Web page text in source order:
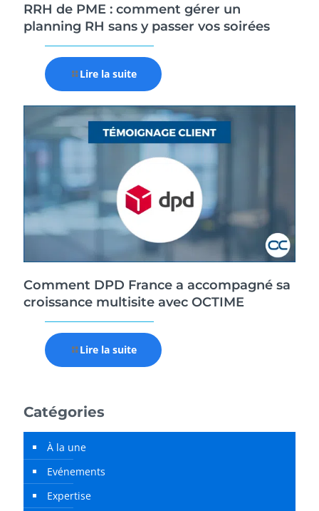
RRH de PME : comment gérer un
planning RH sans y passer vos soirées
Lire la suite
Comment DPD France a accompagné sa
croissance multisite avec OCTIME
Lire la suite
Catégories
À la une
Evénements
Expertise